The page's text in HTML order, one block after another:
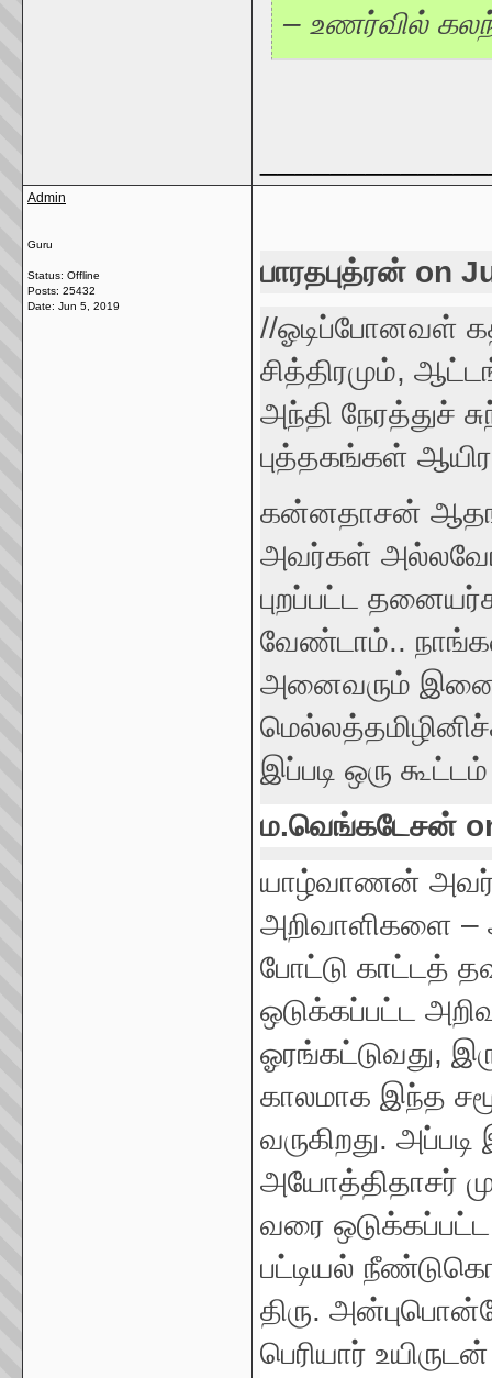
– உணர்வில்
Admin
Guru
Status: Offline
Posts: 25432
Date: Jun 5, 2019
பாரதபுத்ரன் on
//ஓடிப்போனவள்
சித்திரமும்,
அந்தி நேரத்துச்
புத்தகங்கள்
கன்னதாசன்
அவர்கள் அல்லவோ
புறப்பட்ட
வேண்டாம்..
அனைவரும்
இப்படி ஒரு
ம.வெங்கடேசன்
யாழ்வாணன்
அறிவாளிகளை –
போட்டு காட்டத்
ஒடுக்கப்பட்ட
ஓரங்கட்டுவது,
காலமாக இந்த
வருகிறது.
அயோத்திதாசர்
வரை
பட்டியல்
திரு.
பெரியார்